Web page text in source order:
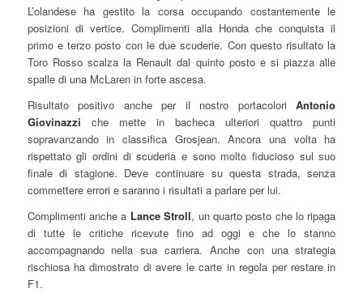
L’olandese ha gestito la corsa occupando costantemente le
posizioni di vertice. Complimenti alla Honda che conquista il
primo e terzo posto con le due scuderie. Con questo risultato la
Toro Rosso scalza la Renault dal quinto posto e si piazza alle
spalle di una McLaren in forte ascesa.
Risultato positivo anche per il nostro portacoloriAntonio
Giovinazzi che mette in bacheca ulteriori quattro punti
sopravanzando in classifica Grosjean. Ancora una volta ha
rispettato gli ordini di scuderia e sono molto fiducioso sul suo
finale di stagione. Deve continuare su questa strada, senza
commettere errori e saranno i risultati a parlare per lui.
Complimenti anche a Lance Stroll, un quarto posto che lo ripaga
di tutte le critiche ricevute fino ad oggi e che lo stanno
accompagnando nella sua carriera. Anche con una strategia
rischiosa ha dimostrato di avere le carte in regola per restare in
F1.